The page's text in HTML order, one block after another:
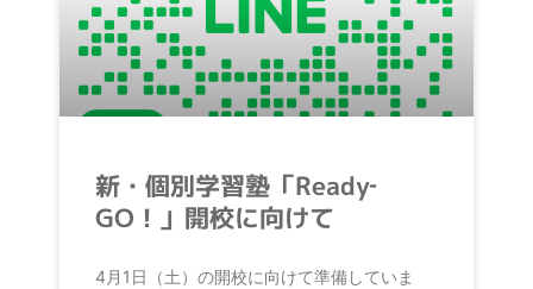
新・個別学習塾「Ready‐
GO！」開校に向けて
4月1日（土）の開校に向けて準備していま